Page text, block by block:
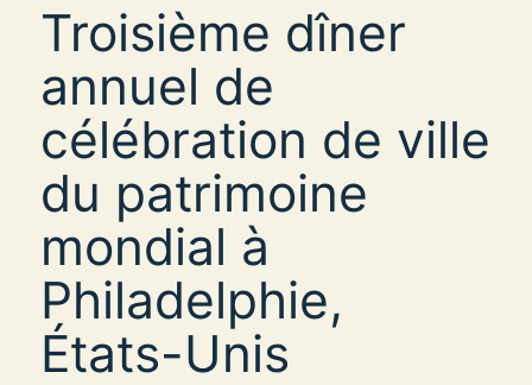
Troisième dîner
annuel de
célébration de ville
du patrimoine
mondial à
Philadelphie,
États-Unis